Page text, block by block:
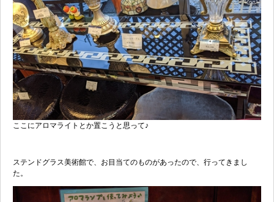
ここにアロマライトとか置こうと思って♪
ステンドグラス美術館で、お目当てのものがあったので、行ってきまし
た。